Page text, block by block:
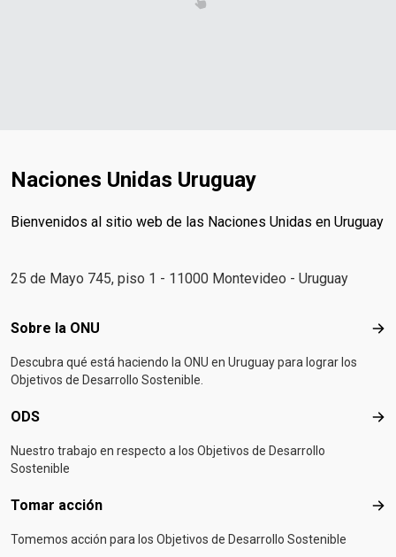
Naciones Unidas Uruguay
Bienvenidos al sitio web de las Naciones Unidas en Uruguay
25 de Mayo 745, piso 1 - 11000 Montevideo - Uruguay
Footer menu
Sobre la ONU
Descubra qué está haciendo la ONU en Uruguay para lograr los
Objetivos de Desarrollo Sostenible.
ODS
Nuestro trabajo en respecto a los Objetivos de Desarrollo
Sostenible
Tomar acción
Tomemos acción para los Objetivos de Desarrollo Sostenible